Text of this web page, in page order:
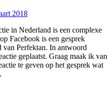
2018
in Nederland is een complexe
Facebook is een gesprek
van Perfektan. In antwoord
geplaatst. Graag maak ik van
te geven op het gesprek wat